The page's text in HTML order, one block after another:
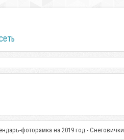
фоторамка на 2019 год - Снеговички